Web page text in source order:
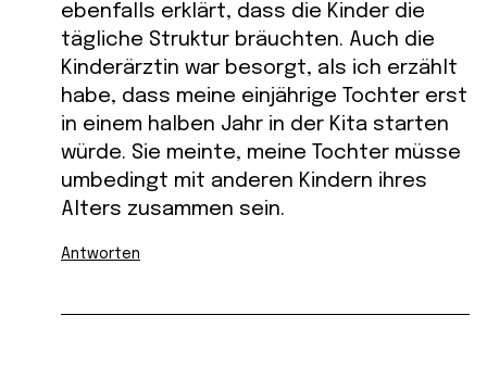
ebenfalls erklärt, dass die Kinder die
tägliche Struktur bräuchten. Auch die
Kinderärztin war besorgt, als ich erzählt
habe, dass meine einjährige Tochter erst
in einem halben Jahr in der Kita starten
würde. Sie meinte, meine Tochter müsse
umbedingt mit anderen Kindern ihres
Alters zusammen sein.
Antworten